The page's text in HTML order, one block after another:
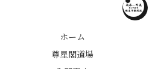
ホーム
尊星閣道場